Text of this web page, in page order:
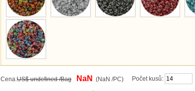
Cena:US$ undefined /Bag NaN (NaN /PC) Počet kusů: